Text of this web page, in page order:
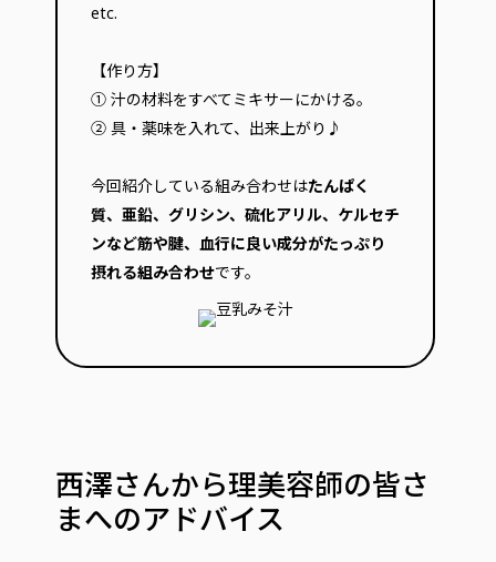
etc.
【作り方】
① 汁の材料をすべてミキサーにかける。
② 具・薬味を入れて、出来上がり♪
今回紹介している組み合わせはたんぱく
質、亜鉛、グリシン、硫化アリル、ケルセチ
ンなど筋や腱、血行に良い成分がたっぷり
摂れる組み合わせです。
西澤さんから理美容師の皆さ
まへのアドバイス